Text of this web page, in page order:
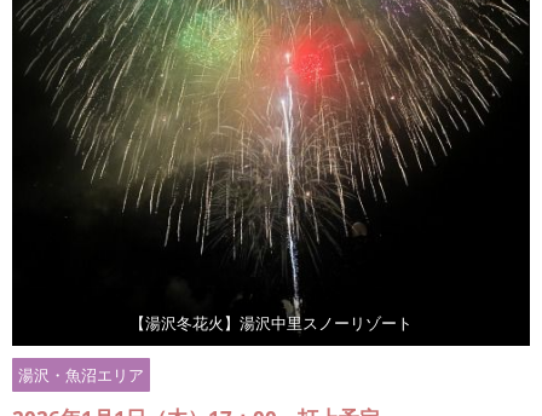
【湯沢冬花火】湯沢中里スノーリゾート
湯沢・魚沼エリア